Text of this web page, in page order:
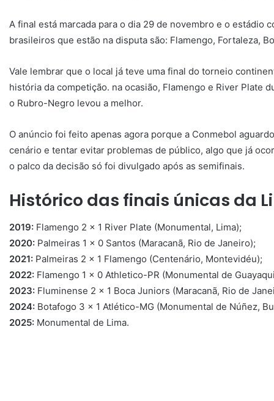
A final está marcada para o dia 29 de novembro e o estádio
brasileiros que estão na disputa são: Flamengo, Fortaleza,
Vale lembrar que o local já teve uma final do torneio
história da competição. na ocasião, Flamengo e River Plate
o Rubro-Negro levou a melhor.
O anúncio foi feito apenas agora porque a Conmebol
cenário e tentar evitar problemas de público, algo que já
o palco da decisão só foi divulgado após as semifinais.
Histórico das finais únicas da
2019: Flamengo 2 x 1 River Plate (Monumental, Lima);
2020: Palmeiras 1 x 0 Santos (Maracanã, Rio de Janeiro);
2021: Palmeiras 2 x 1 Flamengo (Centenário, Montevidéu);
2022: Flamengo 1 x 0 Athletico-PR (Monumental de
2023: Fluminense 2 x 1 Boca Juniors (Maracanã, Rio de
2024: Botafogo 3 x 1 Atlético-MG (Monumental de Núñez,
2025: Monumental de Lima.